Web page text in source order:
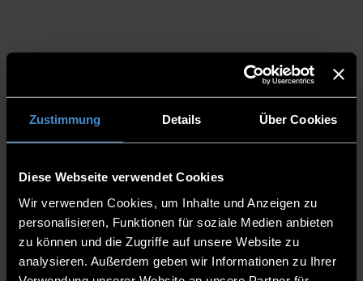
Zustimmung Details Über Cookies
Diese Webseite verwendet Cookies
Wir verwenden Cookies, um Inhalte und Anzeigen zu
personalisieren, Funktionen für soziale Medien anbieten
zu können und die Zugriffe auf unsere Website zu
analysieren. Außerdem geben wir Informationen zu Ihrer
Habib's adjustment to Germany
For Habib, one of the biggest differences between his home
country and Pfarrkirchen is the temperature. While winters
further north get really cold, in Benin it usually doesn´t drop
below 17 degrees Celsius. So it took some time to get used to
these differences.